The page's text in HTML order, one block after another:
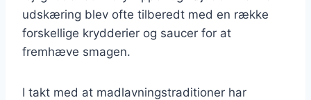
udskæring blev ofte tilberedt med en række
forskellige krydderier og saucer for at
fremhæve smagen.
I takt med at madlavningstraditioner har